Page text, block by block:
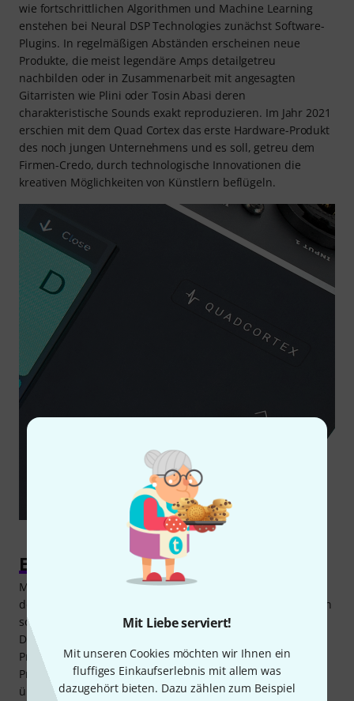
Mit Liebe serviert!
Mit unseren Cookies möchten wir Ihnen ein
fluffiges Einkaufserlebnis mit allem was
dazugehört bieten. Dazu zählen zum Beispiel
wie fortschrittlichen Algorithmen und Machine Learning
enstehen bei Neural DSP Technologies zunächst Software-
Plugins. In regelmäßigen Abständen erscheinen neue
Produkte, die meist legendäre Amps detailgetreu
nachbilden oder in Zusammenarbeit mit angesagten
Gitarristen wie Plini oder Tosin Abasi deren
charakteristische Sounds exakt reproduzieren. Im Jahr 2021
erschien mit dem Quad Cortex das erste Hardware-Produkt
des noch jungen Unternehmens und es soll, getreu dem
Firmen-Credo, durch technologische Innovationen die
kreativen Möglichkeiten von Künstlern beflügeln.
Eine echte Workstation
Mit der riesigen Anzahl hochwertiger Amp-Simulationen,
den über 1.000 Cab-Simulationen, den zahlreichen Effekten
sowie der intuitiven Steuerung über das Touchscreen-
Display ist das Neural DSP Quad Cortex zweifellos eine
Profi-Maschine für den uneingeschränkten Einsatz im
Proberaum, dem Studio oder beim Live-Gig. Neben den
überzeugenden Sounds besticht das Board zudem mit